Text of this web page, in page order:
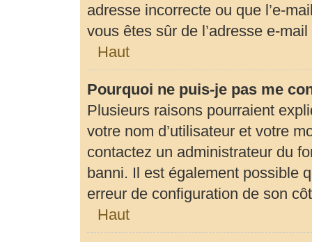
adresse incorrecte ou que l’e-
vous êtes sûr de l’adresse e-
Haut
Pourquoi ne puis-je pas me
Plusieurs raisons pourraient
votre nom d’utilisateur et votre
contactez un administrateur du
banni. Il est également possible
erreur de configuration de son
Haut